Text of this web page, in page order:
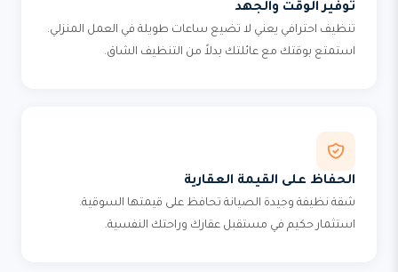
توفير الوقت والجهد
تنظيف احترافي يعني لا تضيع ساعات طويلة في العمل المنزلي.
استمتع بوقتك مع عائلتك بدلاً من التنظيف الشاق.
الحفاظ على القيمة العقارية
شقة نظيفة وجيدة الصيانة تحافظ على قيمتها السوقية.
استثمار حكيم في مستقبل عقارك وراحتك النفسية.